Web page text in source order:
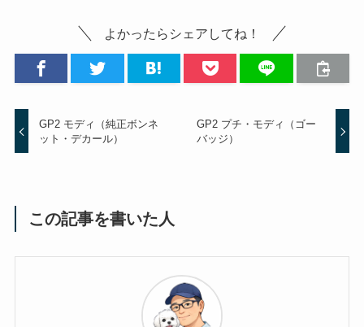
よかったらシェアしてね！
GP2 モディ（純正ボンネ
ット・デカール）
GP2 プチ・モディ（ゴー
バッジ）
この記事を書いた人